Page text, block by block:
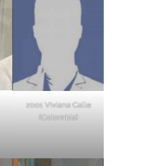
2001 Viviana Calle
(Colombia)